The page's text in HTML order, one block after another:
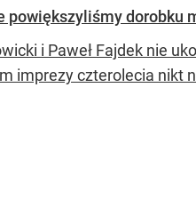
powiększyliśmy dorobku
i Paweł Fajdek nie
imprezy czterolecia nikt